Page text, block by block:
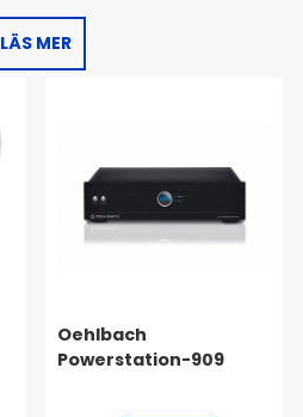
LÄS MER
Oehlbach
Powerstation-909